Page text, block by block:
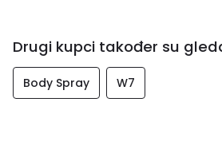
Drugi kupci također su
Body Spray W7